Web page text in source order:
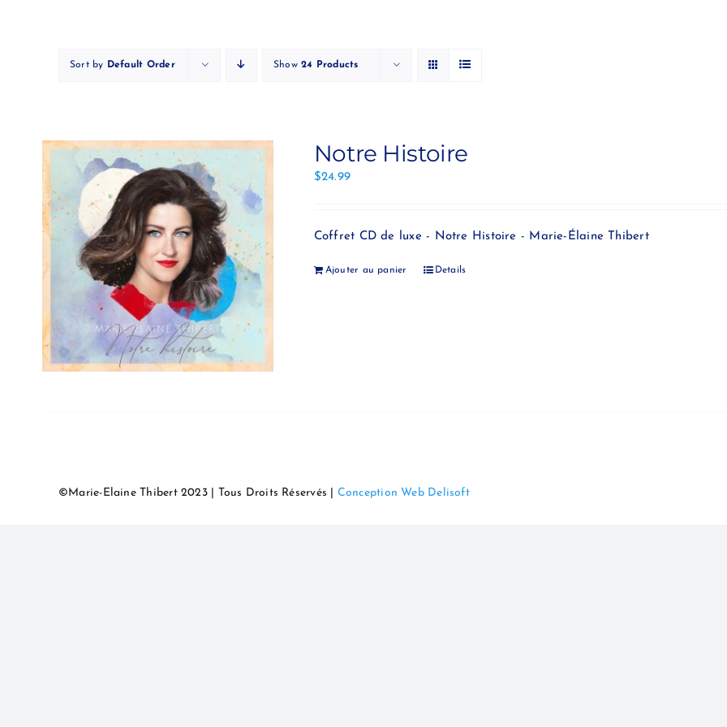
Sort by Default Order Show24 Products
Notre Histoire
$24.99
Coffret CD de luxe - Notre Histoire - Marie-Élaine Thibert
Ajouter au panier Details
©Marie-Elaine Thibert 2023 | Tous Droits Réservés | Conception Web Delisoft